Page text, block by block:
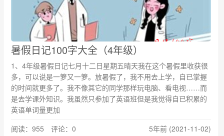
暑假日记100字大全（4年级）
1、4年级暑假日记七月十二日星期五晴天我在这个暑假里收获很
多，可以说是一箩又一箩。放暑假了，我不用去上学，自已掌握
的时间就更多了。我不像其它的同学那样玩电脑、看电视……而
是去学课外知识。我虽然只参加了英语班但是我觉得自已积累的
英语单词量更加
阅读：955 评论：0
5年前 (2021-11-02)